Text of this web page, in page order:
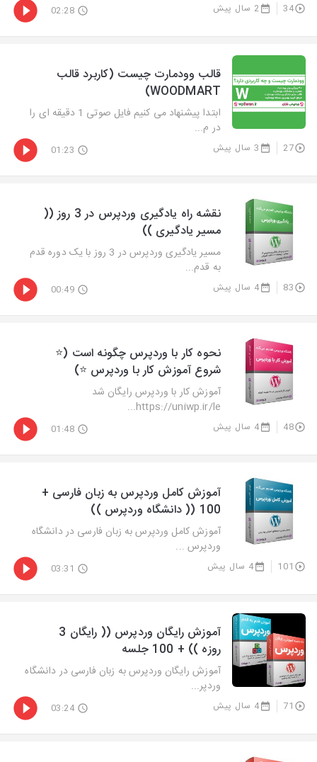
34 2 سال پیش 02:28
قالب وودمارت چیست (کاربرد قالب
WOODMART)
ابتدا پیشنهاد می کنیم فایل صوتی 1 دقیقه ای را
در م...
27 3 سال پیش 01:23
نقشه راه یادگیری وردپرس در 3 روز ((
مسیر یادگیری ))
مسیر یادگیری وردپرس در 3 روز با یک دوره قدم
به قدم...
83 4 سال پیش 00:49
نحوه کار با وردپرس چگونه است (⭐
شروع آموزش کار با وردپرس ⭐)
آموزش کار با وردپرس رایگان شد
https://uniwp.ir/le...
48 4 سال پیش 01:48
آموزش کامل وردپرس به زبان فارسی +
100 (( دانشگاه وردپرس ))
آموزش کامل وردپرس به زبان فارسی در دانشگاه
وردپرس ...
101 4 سال پیش 03:31
آموزش رایگان وردپرس (( رایگان 3
روزه )) + 100 جلسه
آموزش رایگان وردپرس به زبان فارسی در دانشگاه
وردپر...
71 4 سال پیش 03:24